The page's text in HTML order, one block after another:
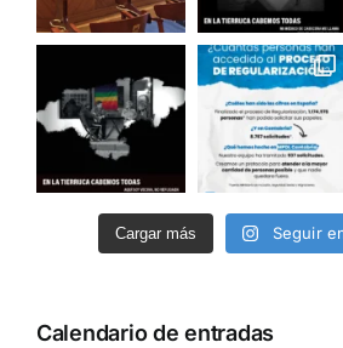
Cargar más Seguir
Calendario de entradas